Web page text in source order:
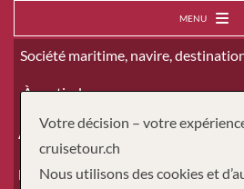
MENU
À partir du
Adultes
Enfants
Votre décision – votre
cruisetour.ch
Nous utilisons des cookies et